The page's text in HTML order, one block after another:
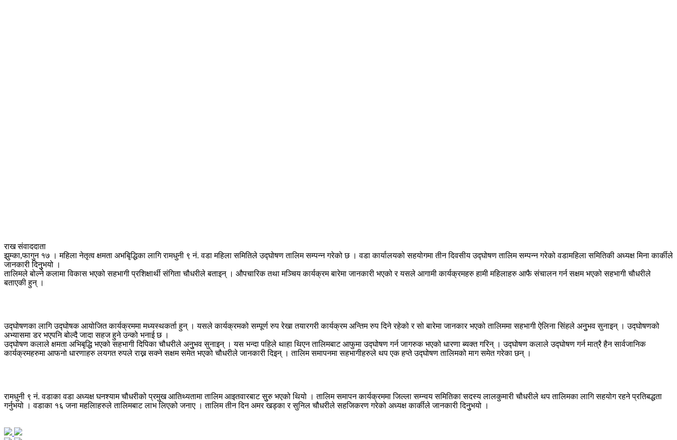
राख संवाददाता
झुम्का,फागुन १७ । महिला नेतृत्व क्षमता अभबिृद्धिका लागि रामधुनी ९ नं. वडा महिला समितिले उद्घोषण तालिम सम्पन्न गरेको छ । वडा कार्यालयको सहयोगमा तीन दिवसीय उद्घोषण तालिम सम्पन्न गरेको वडामहिला समितिकी अध्यक्ष मिना कार्कीले
जानकारी दिनुुभयो ।
तालिमले बोल्ने कलामा विकास भएको सहभागी प्रशिक्षार्थी संगिता चौधरीले बताइन् । औपचारिक तथा मञ्चिय कार्यक्रम बारेमा जानकारी भएको र यसले आगामी कार्यक्रमहरु हामी महिलाहरु आफै संचालन गर्न सक्षम भएको सहभागी चौधरीले
बताएकी हुन् ।
उद्घोषणका लागि उद्घोषक आयोजित कार्यक्रममा मध्यस्थकर्ता हुन् । यसले कार्यक्रमको सम्पूर्ण रुप रेखा तयारगरी कार्यक्रम अन्तिम रुप दिने रहेको र सो बारेमा जानकार भएको तालिममा सहभागी ऐलिना सिंहले अनुुभव सुनाइन् । उद्घोषणको
अभ्यासमा डर भएपनि बोल्दै जादा सहज हुने उन्को भनाई छ ।
उद्घोषण कलाले क्षमता अभिबृद्धि भएको सहभागी दिपिका चौधरीले अनुुभव सुनाइन् । यस भन्दा पहिले थाहा थिएन तालिमबाट आफुमा उद्घोषण गर्न जागरुक भएको धारणा ब्यक्त गरिन् । उद्घोषण कलाले उद्घोषण गर्न मात्रै हैन सार्वजानिक
कार्यक्रमहरुमा आफनो धारणाहरु लयगत रुपले राख्न सक्ने सक्षम समेत भएको चौधरीले जानकारी दिइन् । तालिम समापनमा सहभागीहरुले थप एक हप्ते उद्घोषण तालिमको माग समेत गरेका छन् ।
रामधुनी ९ नं. वडाका वडा अध्यक्ष घनश्याम चौधरीको प्रमुख आतिथ्यतामा तालिम आइतवारबाट सुुरु भएको थियो । तालिम समापन कार्यक्रममा जिल्ला सम्न्वय समितिका सदस्य लालकुमारी चौधरीले थप तालिमका लागि सहयोग रहने प्रतिबद्धता
गर्नुभयो । वडाका १६ जना महलिाहरुले तालिमबाट लाभ लिएको जनाए । तालिम तीन दिन अमर खड्का र सुनिल चौधरीले सहजिकरण गरेको अध्यक्ष कार्कीले जानकारी दिनुुभयो ।